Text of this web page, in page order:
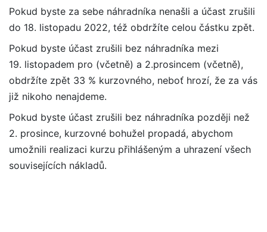
Pokud byste za sebe náhradníka nenašli a účast zrušili
do 18. listopadu 2022, též obdržíte celou částku zpět.
Pokud byste účast zrušili bez náhradníka mezi
19. listopadem pro (včetně) a 2.prosincem (včetně),
obdržíte zpět 33 % kurzovného, neboť hrozí, že za vás
již nikoho nenajdeme.
Pokud byste účast zrušili bez náhradníka později než
2. prosince, kurzovné bohužel propadá, abychom
umožnili realizaci kurzu přihlášeným a uhrazení všech
souvisejících nákladů.